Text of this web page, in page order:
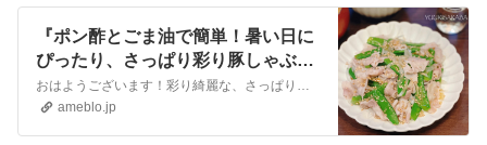
『ポン酢とごま油で簡単！暑い日に
ぴったり、さっぱり彩り豚しゃぶサ
ラダ！』
おはようございます！彩り綺麗な、さっぱりおかずのご紹介です。『感謝していただく、家族みんなが大好きおかず』こんばんは！先日の夕食献立です。メインは、スナップエ…
ameblo.jp